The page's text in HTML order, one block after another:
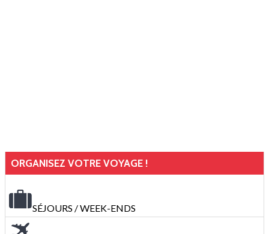
ORGANISEZ VOTRE VOYAGE !
SÉJOURS / WEEK-ENDS